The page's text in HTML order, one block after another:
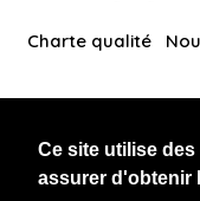
Ce site utilise
assurer d'obtenir
Charte qualité